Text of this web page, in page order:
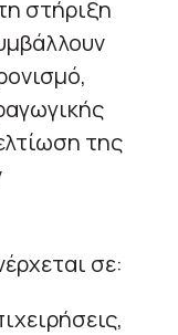
στήριξη
της
σε: